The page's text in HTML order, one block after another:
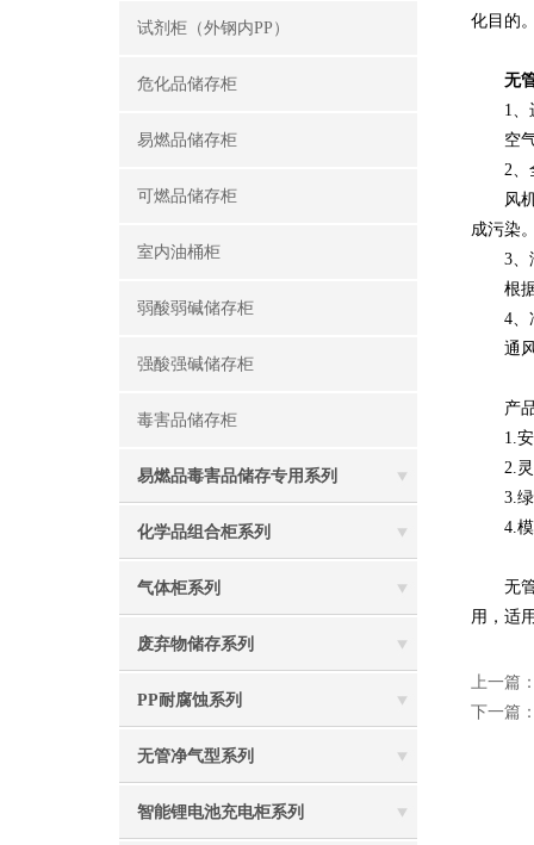
试剂柜（外钢内PP）
危化品储存柜
易燃品储存柜
可燃品储存柜
室内油桶柜
弱酸弱碱储存柜
强酸强碱储存柜
毒害品储存柜
易燃品毒害品储存专用系列
化学品组合柜系列
气体柜系列
废弃物储存系列
PP耐腐蚀系列
无管净气型系列
智能锂电池充电柜系列
化目的
无
1、
空气
2、
风机
成污染
3、洁
根据
4、
通风
产品
1.安装
2.灵
3.绿
4.模块
无管
用，适
上一篇
下一篇